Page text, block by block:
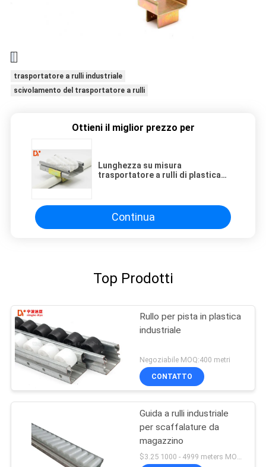
trasportatore a rulli industriale
scivolamento del trasportatore a rulli
Ottieni il miglior prezzo per
Lunghezza su misura
trasportatore a rulli di plastica
Continua
Top Prodotti
Rullo per pista in plastica
industriale
Negoziabile MOQ:400 metri
CONTATTO
Guida a rulli industriale
per scaffalature da
magazzino
$3.25 1000 - 4999 meters MOQ:1000M